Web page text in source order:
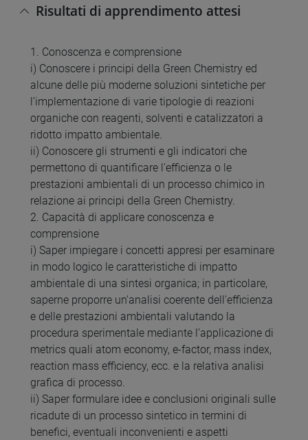
Risultati di apprendimento attesi
1. Conoscenza e comprensione
i) Conoscere i principi della Green Chemistry ed
alcune delle più moderne soluzioni sintetiche per
l’implementazione di varie tipologie di reazioni
organiche con reagenti, solventi e catalizzatori a
ridotto impatto ambientale.
ii) Conoscere gli strumenti e gli indicatori che
permettono di quantificare l'efficienza o le
prestazioni ambientali di un processo chimico in
relazione ai principi della Green Chemistry.
2. Capacità di applicare conoscenza e
comprensione
i) Saper impiegare i concetti appresi per esaminare
in modo logico le caratteristiche di impatto
ambientale di una sintesi organica; in particolare,
saperne proporre un’analisi coerente dell'efficienza
e delle prestazioni ambientali valutando la
procedura sperimentale mediante l’applicazione di
metrics quali atom economy, e-factor, mass index,
reaction mass efficiency, ecc. e la relativa analisi
grafica di processo.
ii) Saper formulare idee e conclusioni originali sulle
ricadute di un processo sintetico in termini di
benefici, eventuali inconvenienti e aspetti